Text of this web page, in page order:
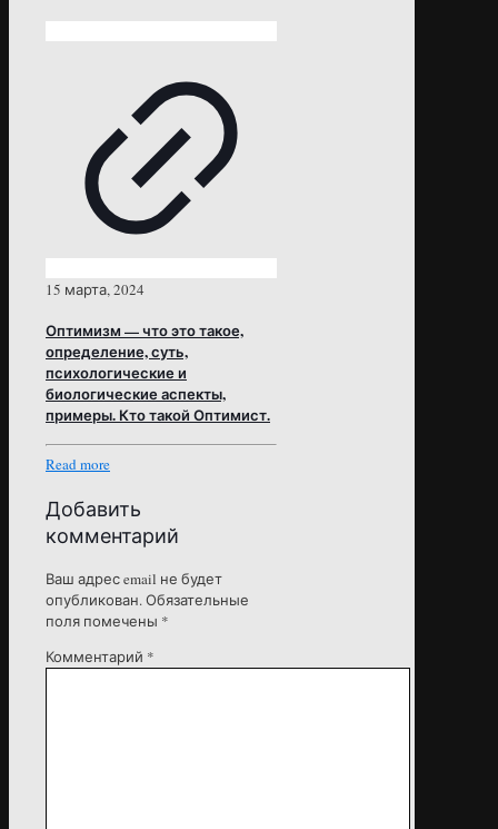
15 марта, 2024
Оптимизм — что это такое,
определение, суть,
психологические и
биологические аспекты,
примеры. Кто такой Оптимист.
Read more
Добавить
комментарий
Ваш адрес email не будет
опубликован.Обязательные
поля помечены *
Комментарий *